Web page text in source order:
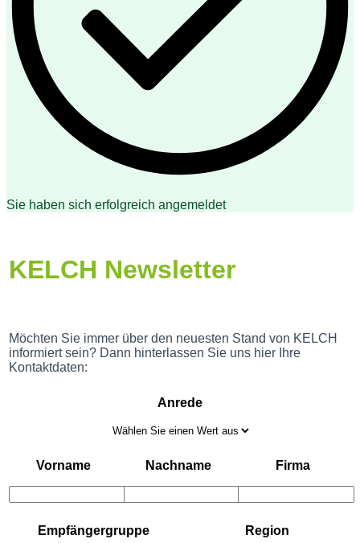
Sie haben sich erfolgreich angemeldet
KELCH Newsletter
Möchten Sie immer über den neuesten Stand von KELCH
informiert sein? Dann hinterlassen Sie uns hier Ihre
Kontaktdaten:
Anrede
Vorname Nachname Firma
Empfängergruppe Region